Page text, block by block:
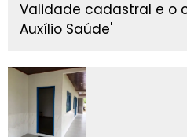
Validade cadastral e o
Auxílio Saúde'